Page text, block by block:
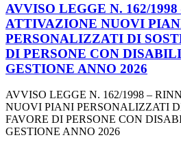
AVVISO LEGGE N. 162/
ATTIVAZIONE NUOVI
PERSONALIZZATI DI
DI PERSONE CON
GESTIONE ANNO 2026
AVVISO LEGGE N. 162/1998 –
NUOVI PIANI PERSONALIZZATI
FAVORE DI PERSONE CON
GESTIONE ANNO 2026